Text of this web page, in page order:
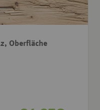
Oberfläche